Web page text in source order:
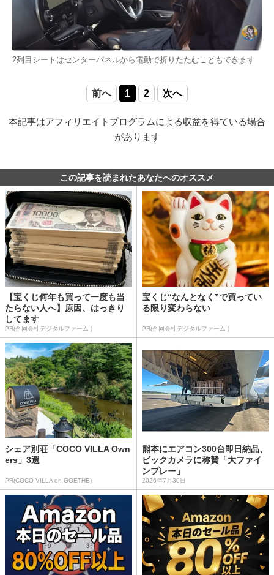
2列目シートはセンターパネルから電動で折りたたむこともできます
前へ 1 2 次へ
本記事はアフィリエイトプログラムによる収益を得ている場合
があります
この記事を読まれたあなたへのオススメ
【宝くじ何年も買って一度も当
たらない人へ】原因、はっきり
してます
PR(合同会社デジタルファーム )
宝くじ“なんとなく”で買ってい
る限り変わらない
PR(合同会社デジタルファーム )
シェア別荘「COCO VILLA Own
ers」3選
PR(COCO VILLA on GOETHE)
熊本にエアコン300台即日納品、
ビックカメラに称賛「大ファイ
ンプレー」
2026年7月30日